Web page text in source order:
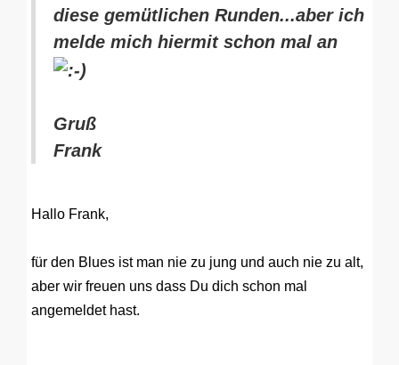
diese gemütlichen Runden...aber ich
melde mich hiermit schon mal an
Gruß
Frank
Hallo Frank,
für den Blues ist man nie zu jung und auch nie zu alt,
aber wir freuen uns dass Du dich schon mal
angemeldet hast.